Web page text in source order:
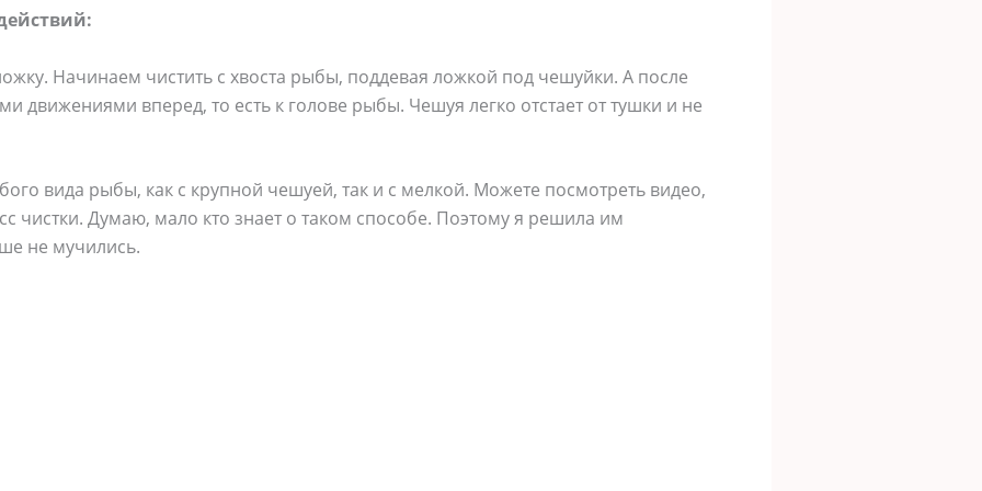
Начинаем чистить с хвоста рыбы, поддевая ложкой под чешуйки. А после
движениями вперед, то есть к голове рыбы. Чешуя легко отстает от тушки и не
вида рыбы, как с крупной чешуей, так и с мелкой. Можете посмотреть видео,
чистки. Думаю, мало кто знает о таком способе. Поэтому я решила им
не мучились.